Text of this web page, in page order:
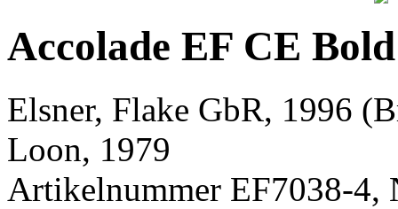
Accolade EF CE Bold
Elsner, Flake GbR, 1996
Loon, 1979
Artikelnummer EF7038-4,